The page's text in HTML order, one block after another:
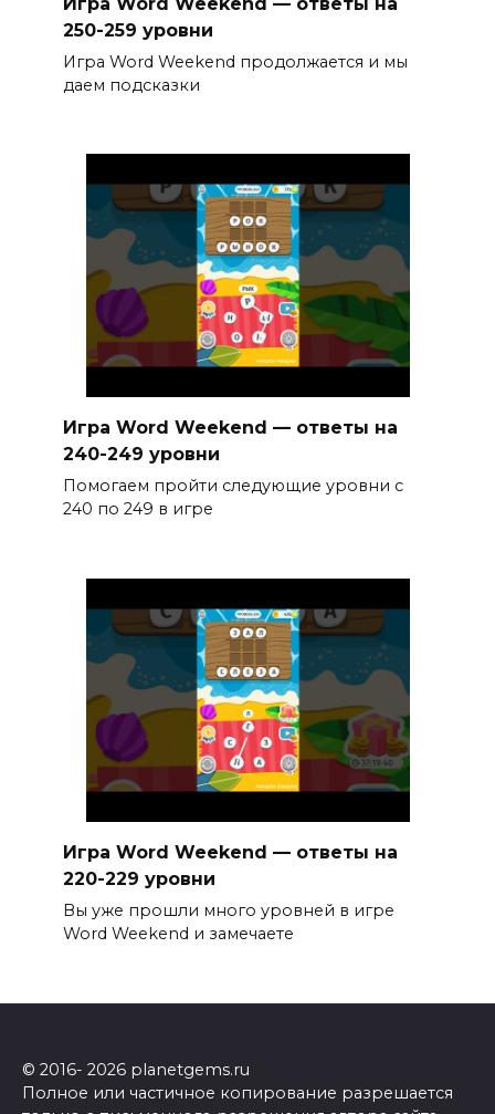
250-259 уровни
Игра Word Weekend продолжается и мы
даем подсказки
Игра Word Weekend — ответы на
240-249 уровни
Помогаем пройти следующие уровни с
240 по 249 в игре
Игра Word Weekend — ответы на
220-229 уровни
Вы уже прошли много уровней в игре
Word Weekend и замечаете
© 2016- 2026 planetgems.ru
Полное или частичное копирование разрешается